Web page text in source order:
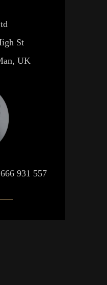
St
UK
931 557